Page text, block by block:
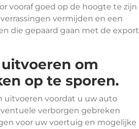
vooraf goed op de hoogte te zijn
vermijden en een
die gepaard gaan met de export
om
op te sporen.
uitvoeren voordat u uw auto
verborgen gebreken
voor uw voertuig en mogelijke